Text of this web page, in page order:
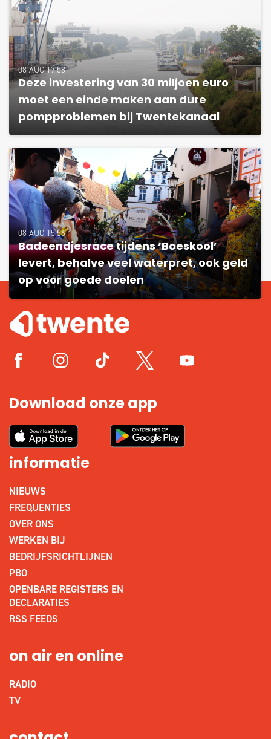
08 AUG 17:58
Deze investering van 30 miljoen euro
moet een einde maken aan dure
pompproblemen bij Twentekanaal
08 AUG 15:56
Badeendjesrace tijdens ‘Boeskool’
levert, behalve veel waterpret, ook geld
op voor goede doelen
Download onze app
informatie
NIEUWS
FREQUENTIES
OVER ONS
WERKEN BIJ
BEDRIJFSRICHTLIJNEN
PBO
OPENBARE REGISTERS EN
DECLARATIES
RSS FEEDS
on air en online
RADIO
TV